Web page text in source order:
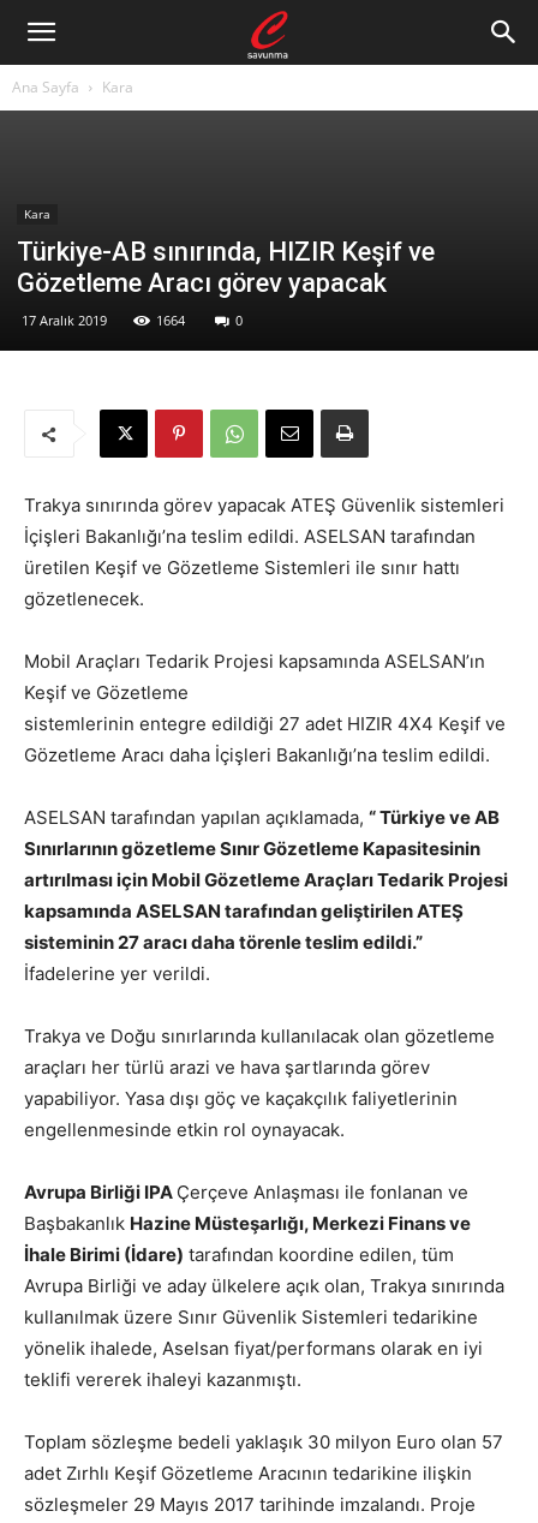
Ana Sayfa Kara
Kara
Türkiye-AB sınırında, HIZIR Keşif ve
Gözetleme Aracı görev yapacak
17 Aralık 2019 1664 0
Trakya sınırında görev yapacak ATEŞ Güvenlik sistemleri
İçişleri Bakanlığı’na teslim edildi. ASELSAN tarafından
üretilen Keşif ve Gözetleme Sistemleri ile sınır hattı
gözetlenecek.
Mobil Araçları Tedarik Projesi kapsamında ASELSAN’ın
Keşif ve Gözetleme
sistemlerinin entegre edildiği 27 adet HIZIR 4X4 Keşif ve
Gözetleme Aracı daha İçişleri Bakanlığı’na teslim edildi.
ASELSAN tarafından yapılan açıklamada, “ Türkiye ve AB
Sınırlarının gözetleme Sınır Gözetleme Kapasitesinin
artırılması için Mobil Gözetleme Araçları Tedarik Projesi
kapsamında ASELSAN tarafından geliştirilen ATEŞ
sisteminin 27 aracı daha törenle teslim edildi.”
İfadelerine yer verildi.
Trakya ve Doğu sınırlarında kullanılacak olan gözetleme
araçları her türlü arazi ve hava şartlarında görev
yapabiliyor. Yasa dışı göç ve kaçakçılık faliyetlerinin
engellenmesinde etkin rol oynayacak.
Avrupa Birliği IPA Çerçeve Anlaşması ile fonlanan ve
Başbakanlık Hazine Müsteşarlığı, Merkezi Finans ve
İhale Birimi (İdare) tarafından koordine edilen, tüm
Avrupa Birliği ve aday ülkelere açık olan, Trakya sınırında
kullanılmak üzere Sınır Güvenlik Sistemleri tedarikine
yönelik ihalede, Aselsan fiyat/performans olarak en iyi
teklifi vererek ihaleyi kazanmıştı.
Toplam sözleşme bedeli yaklaşık 30 milyon Euro olan 57
adet Zırhlı Keşif Gözetleme Aracının tedarikine ilişkin
sözleşmeler 29 Mayıs 2017 tarihinde imzalandı. Proje